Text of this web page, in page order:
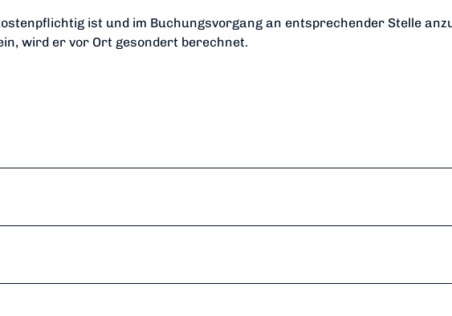
ist und im Buchungsvorgang an entsprechender Stelle
wird er vor Ort gesondert berechnet.